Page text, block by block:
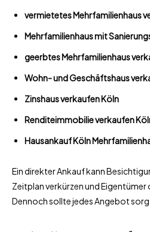
vermietetes Mehrfamilienhaus
Mehrfamilienhaus mit
geerbtes Mehrfamilienhaus
Wohn- und Geschäftshaus
Zinshaus verkaufen Köln
Renditeimmobilie verkaufen
Hausankauf Köln
Ein direkter Ankauf kann
Zeitplan verkürzen und
Dennoch sollte jedes Angebot